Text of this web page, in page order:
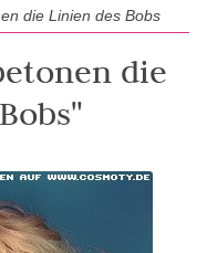
die Linien des Bobs
die